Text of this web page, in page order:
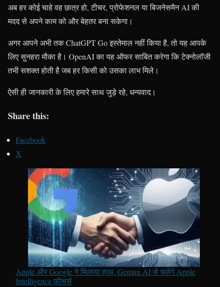
अब हर कोई चाहे वह छात्र हो, टीचर, प्रोफेशनल या बिजनेसमैन AI की
मदद से अपने काम को और बेहतर बना सकेगा।
अगर आपने अभी तक ChatGPT Go इस्तेमाल नहीं किया है, तो यह आपके
लिए सुनहरा मौका है। OpenAI का यह ऑफर साबित करेगा कि टेक्नोलॉजी
तभी सशक्त होती है जब हर किसी को उसका लाभ मिले।
ऐसी ही जानकारी के लिए हमारे साथ जुड़े रहे, धन्यवाद।
Share this:
Facebook
X
Apple और Google ने मिलाया हाथ, Gemini AI से चलेंगे Apple
Intelligence फीचर्स